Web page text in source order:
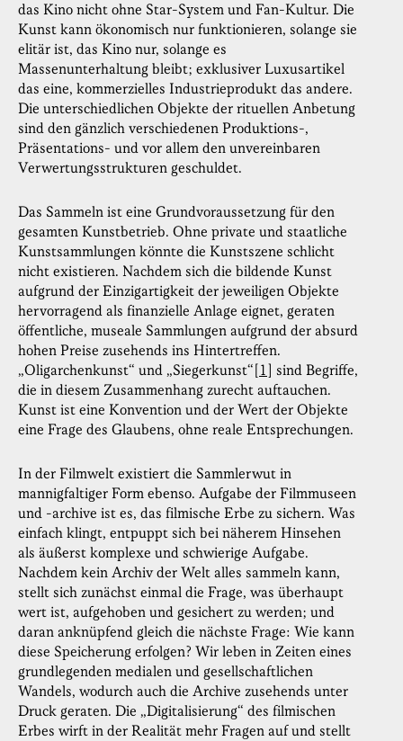
das Kino nicht ohne Star-System und Fan-Kultur. Die
Kunst kann ökonomisch nur funktionieren, solange sie
elitär ist, das Kino nur, solange es
Massenunterhaltung bleibt; exklusiver Luxusartikel
das eine, kommerzielles Industrieprodukt das andere.
Die unterschiedlichen Objekte der rituellen Anbetung
sind den gänzlich verschiedenen Produktions-,
Präsentations- und vor allem den unvereinbaren
Verwertungsstrukturen geschuldet.
Das Sammeln ist eine Grundvoraussetzung für den
gesamten Kunstbetrieb. Ohne private und staatliche
Kunstsammlungen könnte die Kunstszene schlicht
nicht existieren. Nachdem sich die bildende Kunst
aufgrund der Einzigartigkeit der jeweiligen Objekte
hervorragend als finanzielle Anlage eignet, geraten
öffentliche, museale Sammlungen aufgrund der absurd
hohen Preise zusehends ins Hintertreffen.
„Oligarchenkunst“ und „Siegerkunst“ [1] sind Begriffe,
die in diesem Zusammenhang zurecht auftauchen.
Kunst ist eine Konvention und der Wert der Objekte
eine Frage des Glaubens, ohne reale Entsprechungen.
In der Filmwelt existiert die Sammlerwut in
mannigfaltiger Form ebenso. Aufgabe der Filmmuseen
und -archive ist es, das filmische Erbe zu sichern. Was
einfach klingt, entpuppt sich bei näherem Hinsehen
als äußerst komplexe und schwierige Aufgabe.
Nachdem kein Archiv der Welt alles sammeln kann,
stellt sich zunächst einmal die Frage, was überhaupt
wert ist, aufgehoben und gesichert zu werden; und
daran anknüpfend gleich die nächste Frage: Wie kann
diese Speicherung erfolgen? Wir leben in Zeiten eines
grundlegenden medialen und gesellschaftlichen
Wandels, wodurch auch die Archive zusehends unter
Druck geraten. Die „Digitalisierung“ des filmischen
Erbes wirft in der Realität mehr Fragen auf und stellt